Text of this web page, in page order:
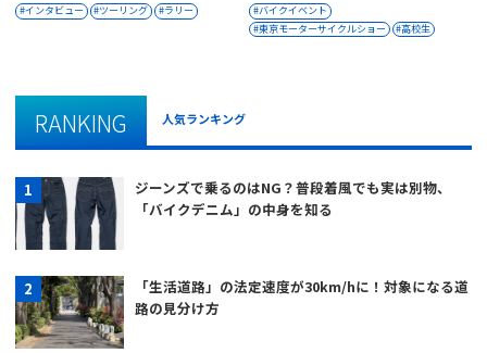
インタビュー ツーリング ラリー
バイクイベント
東京モーターサイクルショー
高校生
RANKING 人気ランキング
ジーンズで乗るのはNG？普段着風でも実は別物、
「バイクデニム」の中身を知る
「生活道路」の法定速度が30km/hに！対象になる道
路の見分け方